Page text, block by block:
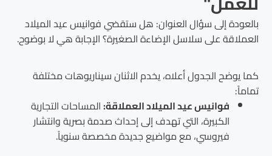
بالعودة إلى سؤال العنوان: هل ستقضي فوانيس عيد الميلاد
العملاقة على سلاسل الإضاءة الصغيرة؟ الإجابة هي لا بوضوح.
كما يوضح الجدول أعلاه، يخدم الاثنان سيناريوهات مختلفة
تماماً:
فوانيس عيد الميلاد العملاقة:المساحات التجارية
الكبيرة، التي تهدف إلى إحداث صدمة بصرية وانتشار
فيروسي، مع مواضيع جديدة مخصصة سنوياً.